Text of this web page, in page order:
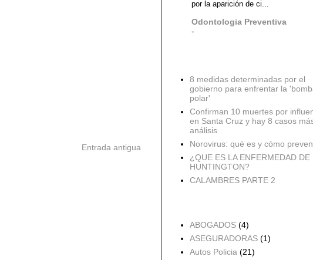
Entrada antigua
por la aparición de ci...
Odontologia Preventiva
-
8 medidas determinadas por el
gobierno para enfrentar la
polar'
Confirman 10 muertes por
en Santa Cruz y hay 8 casos
análisis
Norovirus: qué es y cómo
¿QUE ES LA ENFERMEDAD DE
HUNTINGTON?
CALAMBRES PARTE 2
ABOGADOS (4)
ASEGURADORAS (1)
Autos Policia (21)